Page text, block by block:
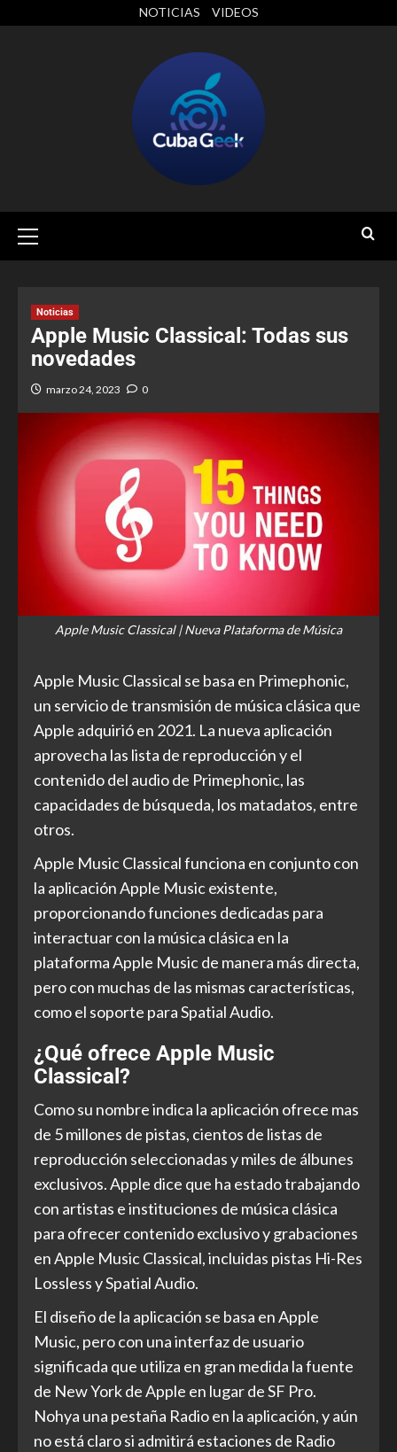
NOTICIAS VIDEOS
Noticias
Apple Music Classical: Todas sus
novedades
marzo 24, 2023 0
Apple Music Classical | Nueva Plataforma de Música
Apple Music Classical se basa en Primephonic,
un servicio de transmisión de música clásica que
Apple adquirió en 2021. La nueva aplicación
aprovecha las lista de reproducción y el
contenido del audio de Primephonic, las
capacidades de búsqueda, los matadatos, entre
otros.
Apple Music Classical funciona en conjunto con
la aplicación Apple Music existente,
proporcionando funciones dedicadas para
interactuar con la música clásica en la
plataforma Apple Music de manera más directa,
pero con muchas de las mismas características,
como el soporte para Spatial Audio.
¿Qué ofrece Apple Music
Classical?
Como su nombre indica la aplicación ofrece mas
de 5 millones de pistas, cientos de listas de
reproducción seleccionadas y miles de álbunes
exclusivos. Apple dice que ha estado trabajando
con artistas e instituciones de música clásica
para ofrecer contenido exclusivo y grabaciones
en Apple Music Classical, incluidas pistas Hi-Res
Lossless y Spatial Audio.
El diseño de la aplicación se basa en Apple
Music, pero con una interfaz de usuario
significada que utiliza en gran medida la fuente
de New York de Apple en lugar de SF Pro.
Nohya una pestaña Radio en la aplicación, y aún
no está claro si admitirá estaciones de Radio